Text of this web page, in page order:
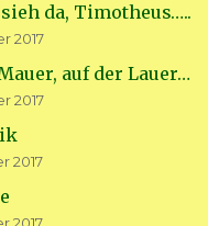
sieh da, Timotheus…..
2017
auf der Lauer…
2017
2017